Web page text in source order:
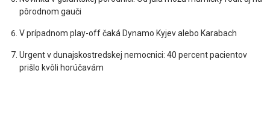
pôrodnom gauči
V prípadnom play-off čaká Dynamo Kyjev alebo Karabach
Urgent v dunajskostredskej nemocnici: 40 percent pacientov
prišlo kvôli horúčavám